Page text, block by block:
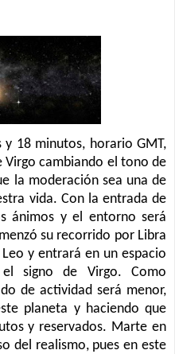
18 minutos, horario GMT,
Virgo cambiando el tono de
la moderación sea una de
vida. Con la entrada de
ánimos y el entorno será
su recorrido por Libra
y entrará en un espacio
signo de Virgo. Como
de actividad será menor,
planeta y haciendo que
y reservados. Marte en
del realismo, pues en este